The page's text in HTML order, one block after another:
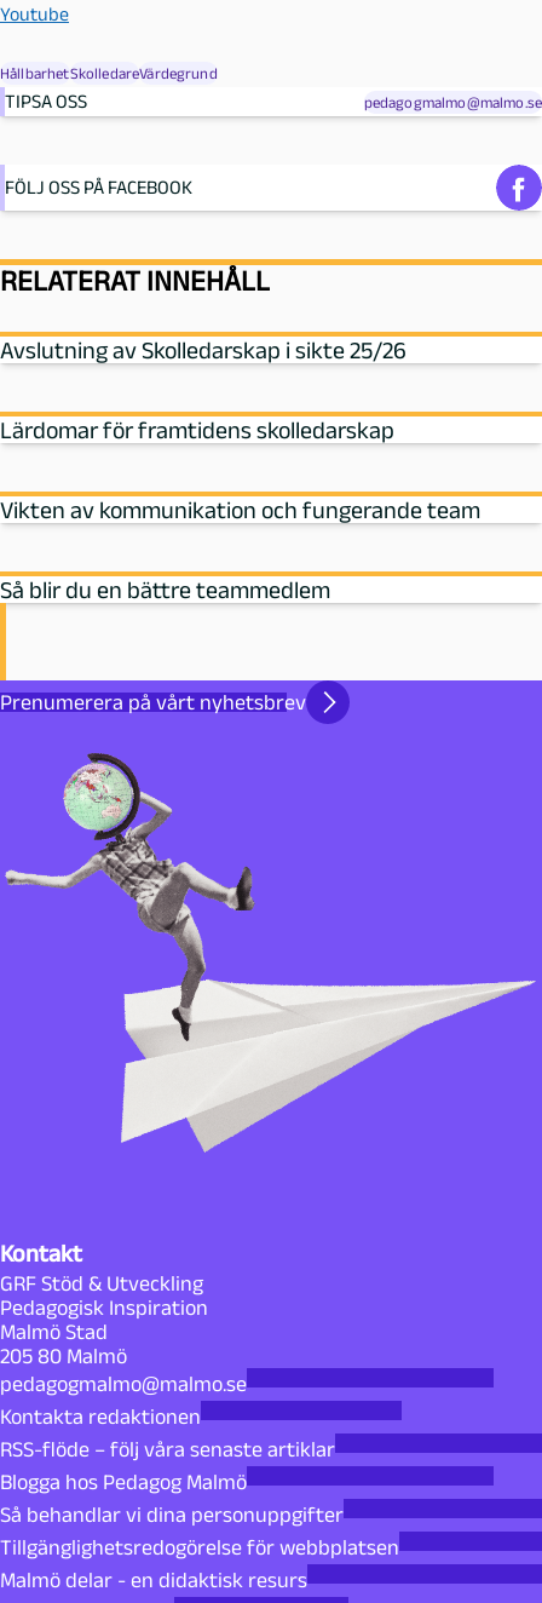
Youtube
HållbarhetSkolledareVärdegrund
TIPSA OSS pedagogmalmo@malmo.se
FÖLJ OSS PÅ FACEBOOK
RELATERAT INNEHÅLL
Avslutning av Skolledarskap i sikte 25/26
Lärdomar för framtidens skolledarskap
Vikten av kommunikation och fungerande team
Så blir du en bättre teammedlem
Prenumerera på vårt nyhetsbrev
Kontakt
GRF Stöd & Utveckling
Pedagogisk Inspiration
Malmö Stad
205 80 Malmö
pedagogmalmo@malmo.se
Kontakta redaktionen
RSS-flöde – följ våra senaste artiklar
Blogga hos Pedagog Malmö
Så behandlar vi dina personuppgifter
Tillgänglighetsredogörelse för webbplatsen
Malmö delar - en didaktisk resurs